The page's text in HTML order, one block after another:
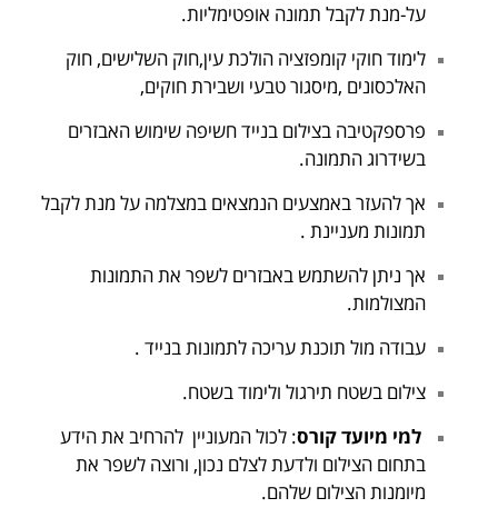
על-מנת לקבל תמונה אופטימליות.
לימוד חוקי קומפזציה הולכת עין,חוק השלישים, חוק
האלכסונים ,מיסגור טבעי ושבירת חוקים,
פרספקטיבה בצילום בנייד חשיפה שימוש האבזרים
בשידרוג התמונה.
אך להעזר באמצעים הנמצאים במצלמה על מנת לקבל
תמונות מעניינת .
אך ניתן להשתמש באבזרים לשפר את התמונות
המצולמות.
עבודה מול תוכנת עריכה לתמונות בנייד .
צילום בשטח תירגול ולימוד בשטח.
למי מיועד קורס: לכול המעוניין להרחיב את הידע
בתחום הצילום ולדעת לצלם נכון, ורוצה לשפר את
מיומנות הצילום שלהם.